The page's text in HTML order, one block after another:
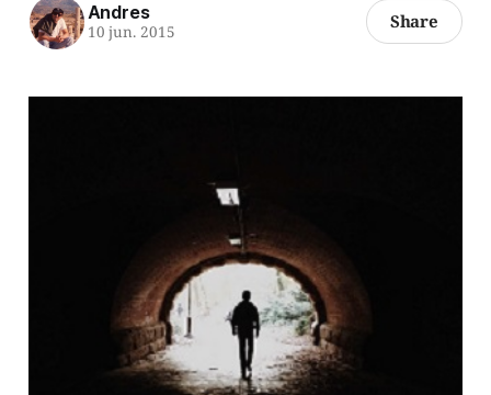
Andres
10 jun. 2015 Share